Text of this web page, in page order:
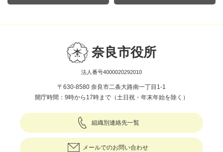
奈良市役所
法人番号4000020292010
〒630-8580 奈良市二条大路南一丁目1-1
開庁時間：9時から17時まで（土日祝・年末年始を除く）
組織別連絡先一覧
メールでのお問い合わせ